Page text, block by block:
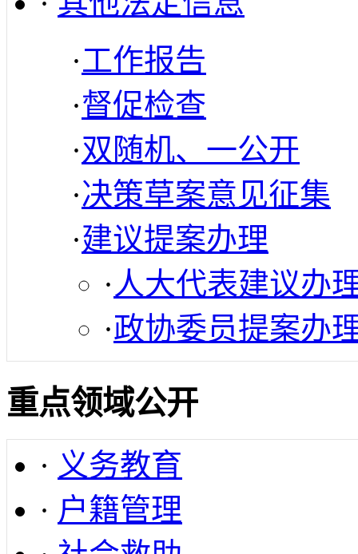
·工作报告
·督促检查
·双随机、一公开
·决策草案意见征集
·建议提案办理
· 人大代表建议办
·政协委员提案办
重点领域公开
· 义务教育
· 户籍管理